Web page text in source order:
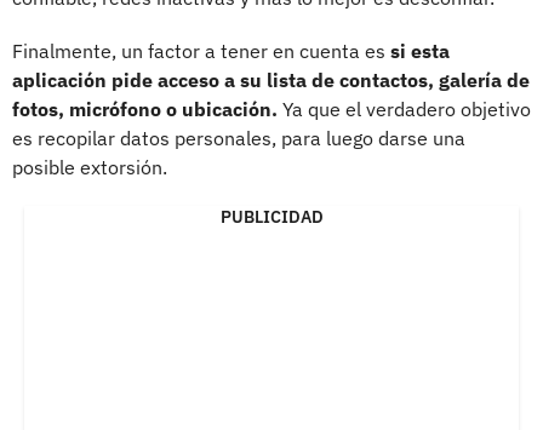
Finalmente, un factor a tener en cuenta es si esta
aplicación pide acceso a su lista de contactos, galería de
fotos, micrófono o ubicación. Ya que el verdadero objetivo
es recopilar datos personales, para luego darse una
posible extorsión.
PUBLICIDAD